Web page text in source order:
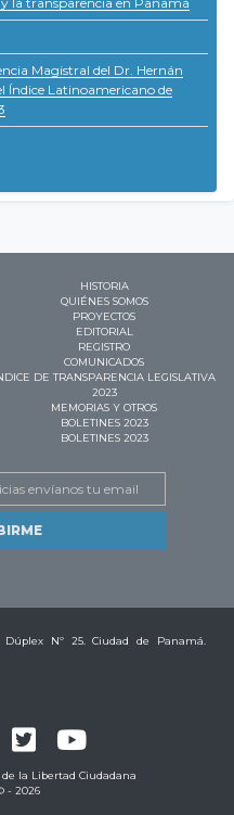
Magistral del Dr. Hernán
Índice Latinoamericano de
HISTORIA
QUIÉNES SOMOS
PROYECTOS
EDITORIAL
REGISTRO
COMUNICADOS
DE TRANSPARENCIA LEGISLATIVA
2023
MEMORIAS Y OTROS
BOLETINES 2023
BOLETINES 2023
Nº 25. Ciudad de Panamá.
la Libertad Ciudadana
- 2026